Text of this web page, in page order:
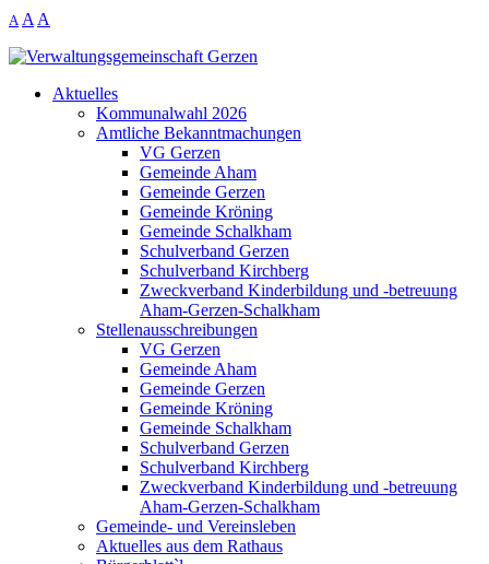
A A A
Aktuelles
Kommunalwahl 2026
Amtliche Bekanntmachungen
VG Gerzen
Gemeinde Aham
Gemeinde Gerzen
Gemeinde Kröning
Gemeinde Schalkham
Schulverband Gerzen
Schulverband Kirchberg
Zweckverband Kinderbildung und -betreuung
Aham-Gerzen-Schalkham
Stellenausschreibungen
VG Gerzen
Gemeinde Aham
Gemeinde Gerzen
Gemeinde Kröning
Gemeinde Schalkham
Schulverband Gerzen
Schulverband Kirchberg
Zweckverband Kinderbildung und -betreuung
Aham-Gerzen-Schalkham
Gemeinde- und Vereinsleben
Aktuelles aus dem Rathaus